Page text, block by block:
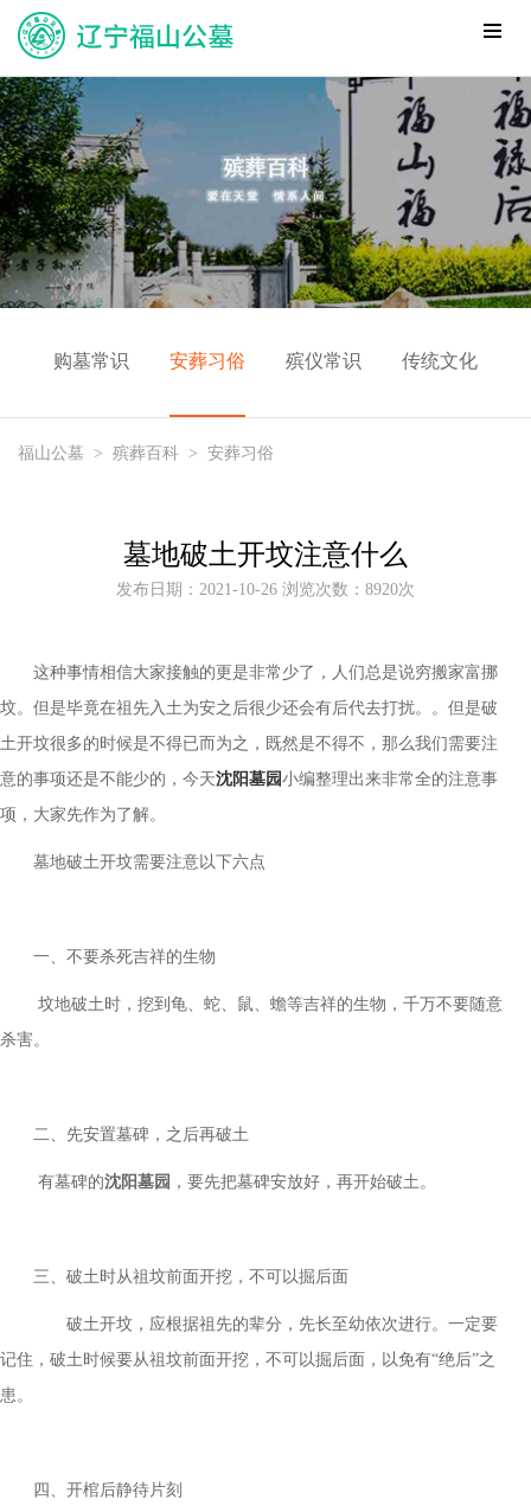
购墓常识 安葬习俗 殡仪常识 传统文化
福山公墓 > 殡葬百科 > 安葬习俗
墓地破土开坟注意什么
发布日期：2021-10-26 浏览次数：8920次
这种事情相信大家接触的更是非常少了，人们总是说穷搬家富挪
坟。但是毕竟在祖先入土为安之后很少还会有后代去打扰。。但是破
土开坟很多的时候是不得已而为之，既然是不得不，那么我们需要注
意的事项还是不能少的，今天沈阳墓园小编整理出来非常全的注意事
项，大家先作为了解。
墓地破土开坟需要注意以下六点
一、不要杀死吉祥的生物
坟地破土时，挖到龟、蛇、鼠、蟾等吉祥的生物，千万不要随意
杀害。
二、先安置墓碑，之后再破土
有墓碑的沈阳墓园 ，要先把墓碑安放好，再开始破土。
三、破土时从祖坟前面开挖，不可以掘后面
破土开坟，应根据祖先的辈分，先长至幼依次进行。一定要
记住，破土时候要从祖坟前面开挖，不可以掘后面，以免有“绝后”之
患。
四、开棺后静待片刻